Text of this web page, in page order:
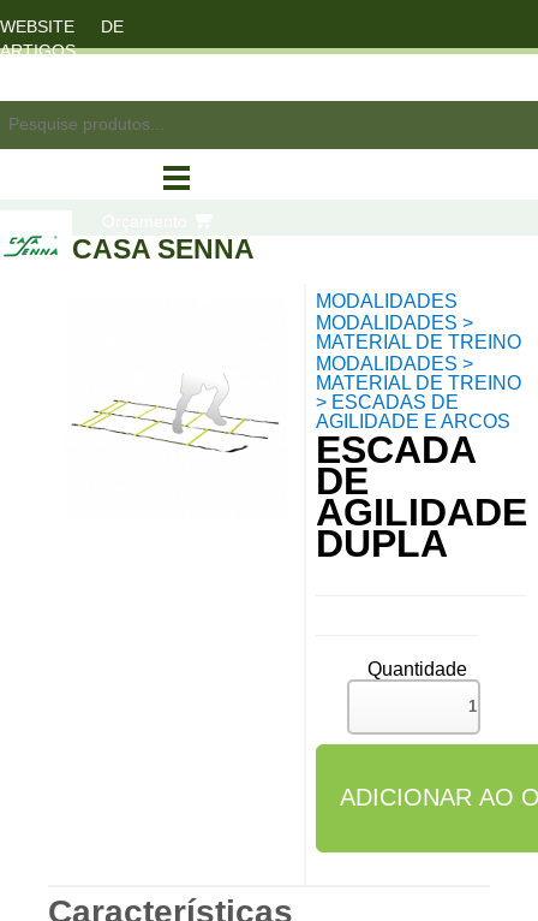
WEBSITE DE
ARTIGOS
CASA SENNA
MODALIDADES
MODALIDADES >
MATERIAL DE TREINO
MODALIDADES >
MATERIAL DE TREINO
> ESCADAS DE
AGILIDADE E ARCOS
ESCADA
DE
AGILIDADE
DUPLA
Quantidade
Características